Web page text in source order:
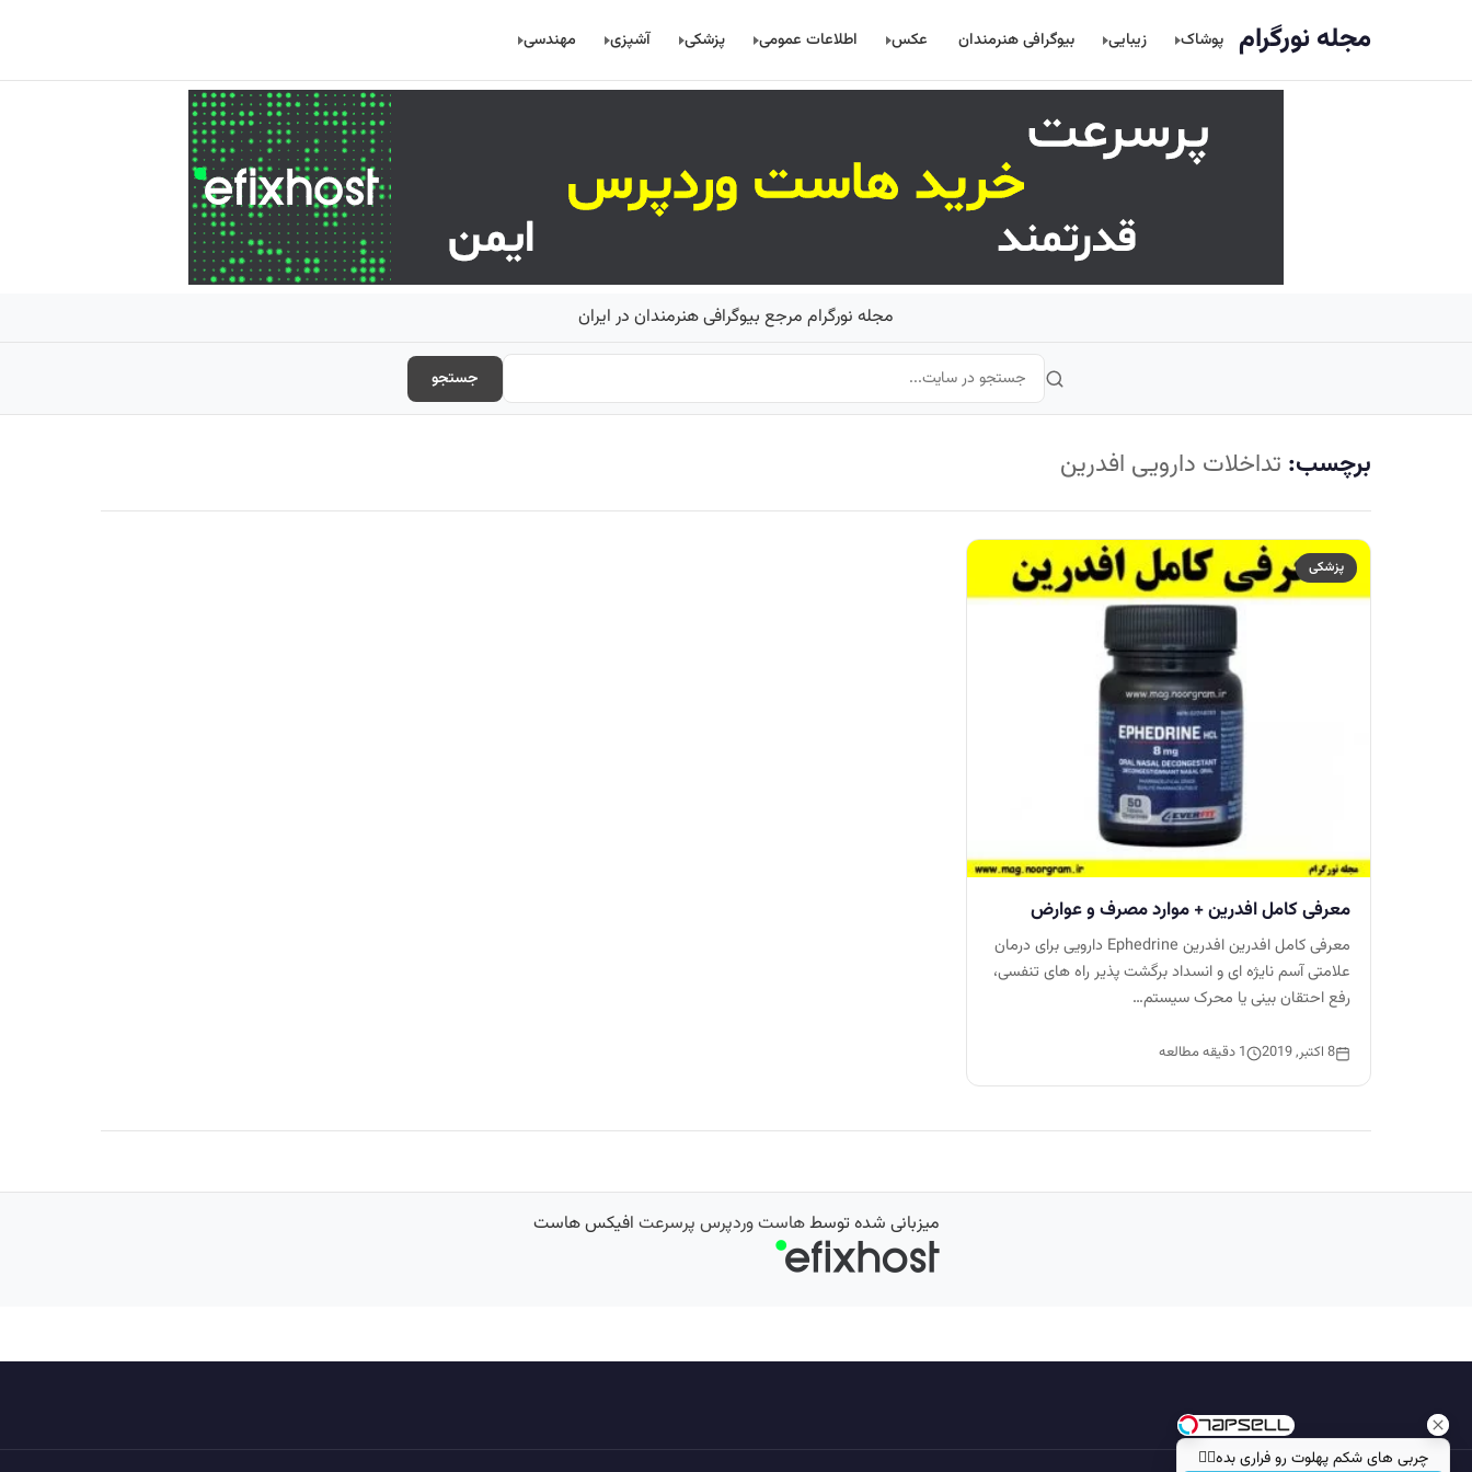
چربی های شکم پهلوت رو فراری بده👌🏻
مجله نورگرام پوشاک زیبایی بیوگرافی هنرمندان عکس اطلاعات عمومی پزشکی آشپزی مهندسی
مجله نورگرام مرجع بیوگرافی هنرمندان در ایران
جستجو
برچسب: تداخلات دارویی افدرین
پزشکی
معرفی کامل افدرین + موارد مصرف و عوارض
معرفی کامل افدرین افدرین Ephedrine دارویی برای درمان
علامتی آسم نایژه ای و انسداد برگشت پذیر راه های تنفسی،
رفع احتقان بینی یا محرک سیستم…
8 اکتبر, 2019 1 دقیقه مطالعه
میزبانی شده توسطهاست وردپرس پرسرعت افیکس هاست